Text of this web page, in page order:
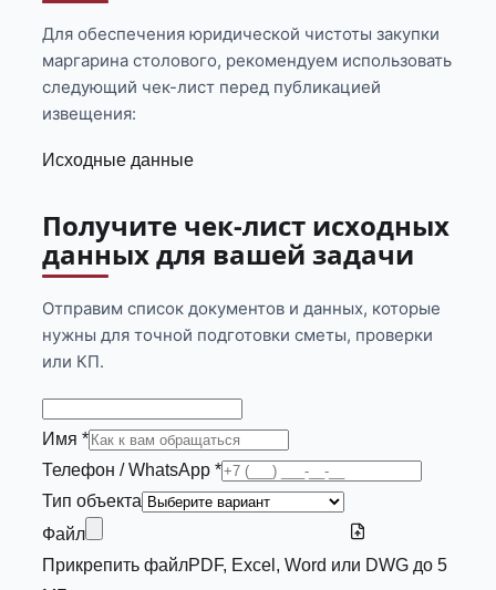
Для обеспечения юридической чистоты закупки
маргарина столового, рекомендуем использовать
следующий чек-лист перед публикацией
извещения:
Исходные данные
Получите чек-лист исходных
данных для вашей задачи
Отправим список документов и данных, которые
нужны для точной подготовки сметы, проверки
или КП.
Имя *
Телефон / WhatsApp *
Тип объекта
Файл
Прикрепить файлPDF, Excel, Word или DWG до 5